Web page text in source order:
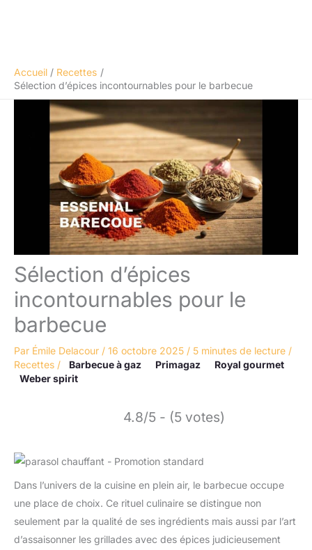
Accueil
Recettes
Sélection d’épices incontournables pour le barbecue
Sélection d’épices
incontournables pour le
barbecue
Par Émile Delacour / 16 octobre 2025 / 5 minutes de lecture /
Recettes / Barbecue à gaz Primagaz
Royal gourmet
Weber spirit
4.8/5 - (5 votes)
Dans l’univers de la cuisine en plein air, le barbecue occupe
une place de choix. Ce rituel culinaire se distingue non
seulement par la qualité de ses ingrédients mais aussi par l’art
d’assaisonner les grillades avec des épices judicieusement